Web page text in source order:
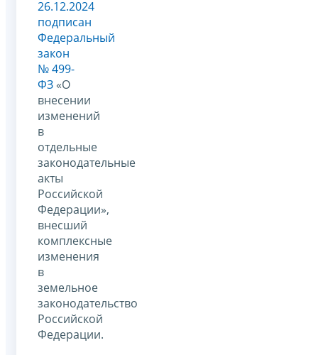
26.12.2024
подписан
Федеральный
закон
№ 499-
ФЗ «О
внесении
изменений
в
отдельные
законодательные
акты
Российской
Федерации»,
внесший
комплексные
изменения
в
земельное
законодательство
Российской
Федерации.